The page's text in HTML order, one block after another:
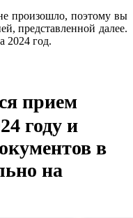
произошло, поэтому вы
представленной далее.
2024 год.
прием
году и
в
на